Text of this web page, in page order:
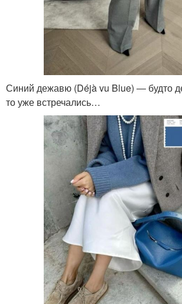
Синий дежавю (Déjà vu Blue) ― будто
то уже встречались…